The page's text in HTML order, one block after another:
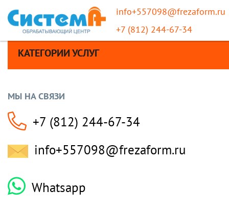
info+557098@frezaform.ru
+7 (812) 244-67-34
КАТЕГОРИИ УСЛУГ
МЫ НА СВЯЗИ
+7 (812) 244-67-34
info+557098@frezaform.ru
Whatsapp